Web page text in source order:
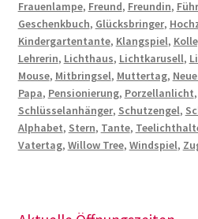
Frauenlampe, Freund, Freundin,
Geschenkbuch, Glücksbringer,
Kindergartentante, Klangspiel,
Lehrerin, Lichthaus, Lichtkarusell,
Mouse, Mitbringsel, Muttertag,
Papa, Pensionierung, Porzellanlicht,
Schlüsselanhänger, Schutzengel,
Alphabet, Stern, Tante,
Vatertag, Willow Tree, Windspiel,